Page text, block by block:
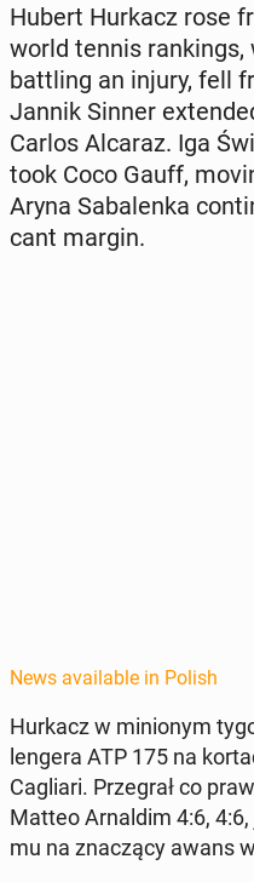
Hubert Hurkacz rose
world tennis
bat­tling an injury, fell
Jannik Sinner
Carlos Alcaraz. Iga
took Coco Gauff,
Aryna Sa­balen­ka
cant margin.
News available in Polish
Hurkacz w min­ionym
lengera ATP 175 na
Cagliari. Prze­grał co
Matteo Ar­naldim 4:6,
mu na znaczą­cy awans